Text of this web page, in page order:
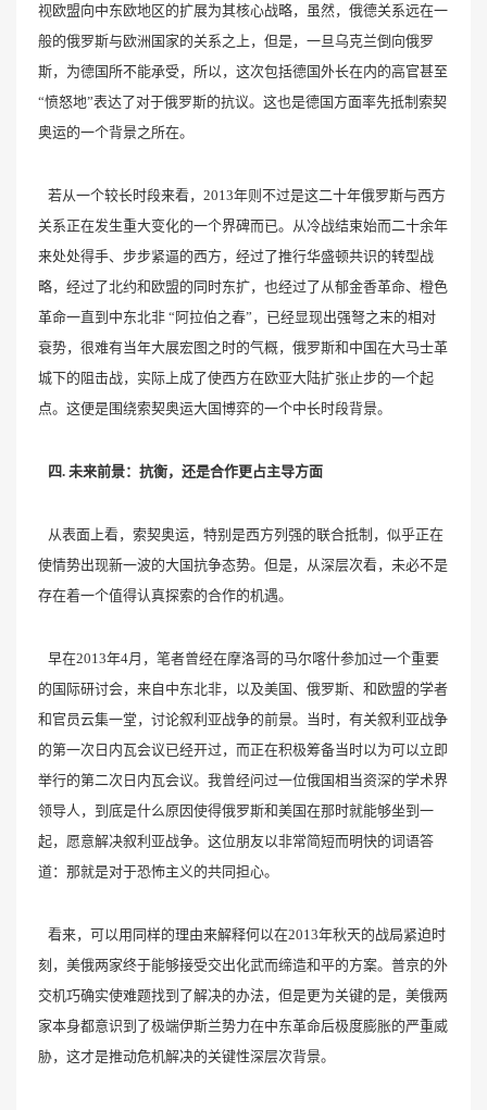
视欧盟向中东欧地区的扩展为其核心战略，虽然，俄德关系远在一
般的俄罗斯与欧洲国家的关系之上，但是，一旦乌克兰倒向俄罗
斯，为德国所不能承受，所以，这次包括德国外长在内的高官甚至
“愤怒地”表达了对于俄罗斯的抗议。这也是德国方面率先抵制索契
奥运的一个背景之所在。
若从一个较长时段来看，2013年则不过是这二十年俄罗斯与西方
关系正在发生重大变化的一个界碑而已。从冷战结束始而二十余年
来处处得手、步步紧逼的西方，经过了推行华盛顿共识的转型战
略，经过了北约和欧盟的同时东扩，也经过了从郁金香革命、橙色
革命一直到中东北非 “阿拉伯之春”，已经显现出强弩之末的相对
衰势，很难有当年大展宏图之时的气概，俄罗斯和中国在大马士革
城下的阻击战，实际上成了使西方在欧亚大陆扩张止步的一个起
点。这便是围绕索契奥运大国博弈的一个中长时段背景。
四. 未来前景：抗衡，还是合作更占主导方面
从表面上看，索契奥运，特别是西方列强的联合抵制，似乎正在
使情势出现新一波的大国抗争态势。但是，从深层次看，未必不是
存在着一个值得认真探索的合作的机遇。
早在2013年4月，笔者曾经在摩洛哥的马尔喀什参加过一个重要
的国际研讨会，来自中东北非，以及美国、俄罗斯、和欧盟的学者
和官员云集一堂，讨论叙利亚战争的前景。当时，有关叙利亚战争
的第一次日内瓦会议已经开过，而正在积极筹备当时以为可以立即
举行的第二次日内瓦会议。我曾经问过一位俄国相当资深的学术界
领导人，到底是什么原因使得俄罗斯和美国在那时就能够坐到一
起，愿意解决叙利亚战争。这位朋友以非常简短而明快的词语答
道：那就是对于恐怖主义的共同担心。
看来，可以用同样的理由来解释何以在2013年秋天的战局紧迫时
刻，美俄两家终于能够接受交出化武而缔造和平的方案。普京的外
交机巧确实使难题找到了解决的办法，但是更为关键的是，美俄两
家本身都意识到了极端伊斯兰势力在中东革命后极度膨胀的严重威
胁，这才是推动危机解决的关键性深层次背景。